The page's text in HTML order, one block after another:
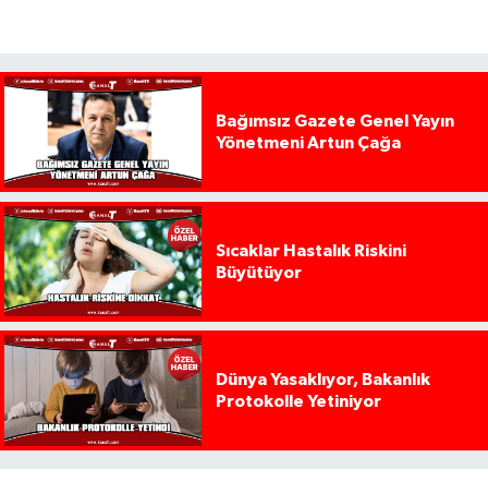
Bağımsız Gazete Genel Yayın
Yönetmeni Artun Çağa
Sıcaklar Hastalık Riskini
Büyütüyor
Dünya Yasaklıyor, Bakanlık
Protokolle Yetiniyor